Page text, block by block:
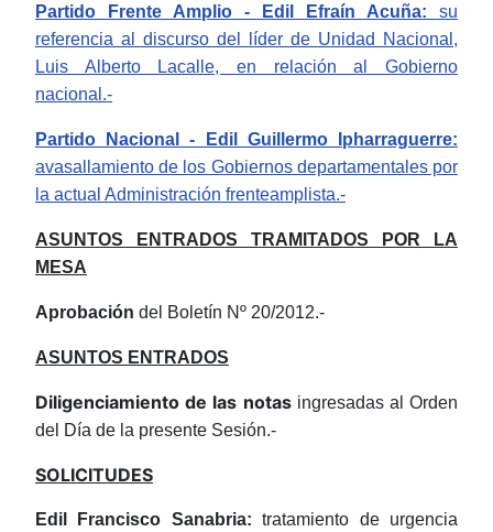
Partido Frente Amplio - Edil Efraín Acuña:
su
referencia al discurso del líder de Unidad Nacional,
Luis Alberto Lacalle, en relación al Gobierno
nacional.-
Partido Nacional - Edil Guillermo Ipharraguerre:
avasallamiento de los Gobiernos departamentales por
la actual Administración frenteamplista.-
ASUNTOS ENTRADOS TRAMITADOS POR LA
MESA
Aprobación del Boletín Nº 20/2012.-
ASUNTOS ENTRADOS
Diligenciamiento de las notasingresadas al Orden
del Día de la presente Sesión.-
SOLICITUDES
Edil Francisco Sanabria: tratamiento de urgencia